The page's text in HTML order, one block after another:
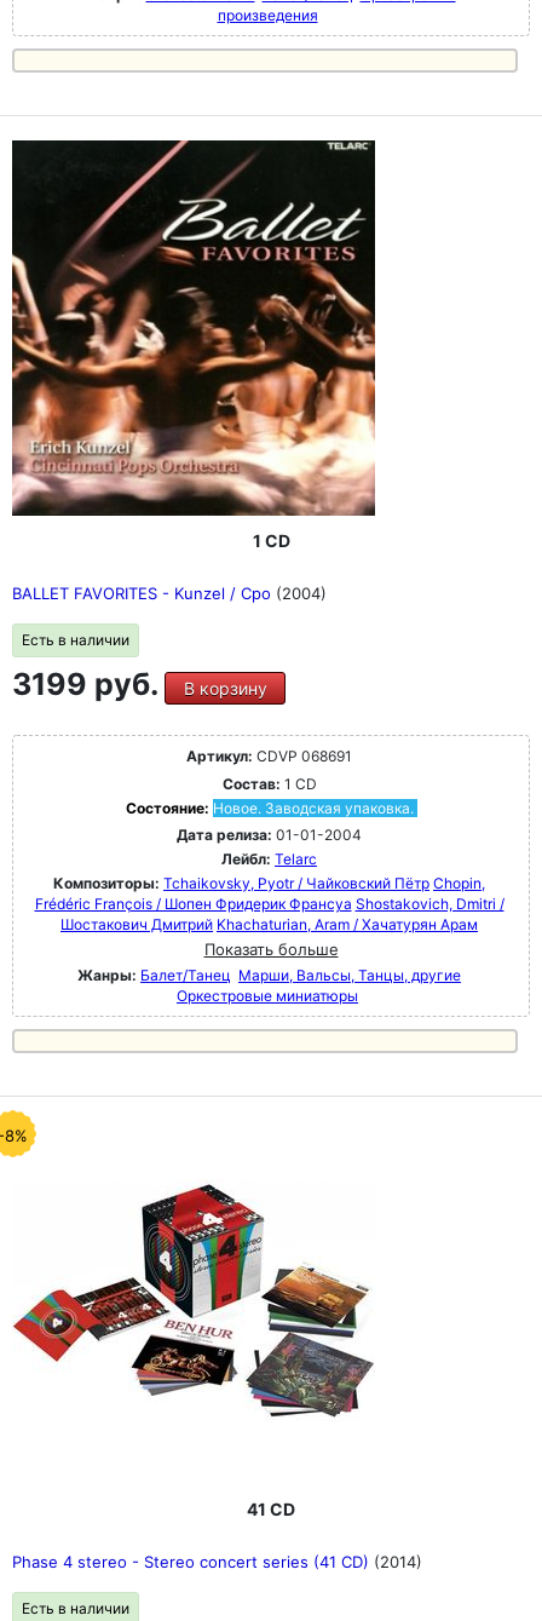
произведения
1 CD
BALLET FAVORITES - Kunzel / Cpo (2004)
Есть в наличии
3199 руб. В корзину
Артикул: CDVP 068691
Состав: 1 CD
Состояние: Новое. Заводская упаковка.
Дата релиза: 01-01-2004
Лейбл: Telarc
Композиторы: Tchaikovsky, Pyotr / Чайковский Пётр Chopin,
Frédéric François / Шопен Фридерик Франсуа Shostakovich, Dmitri /
Шостакович Дмитрий Khachaturian, Aram / Хачатурян Арам
Показать больше
Жанры: Балет/Танец Марши, Вальсы, Танцы, другие
Оркестровые миниатюры
8%
41 CD
Phase 4 stereo - Stereo concert series (41 CD) (2014)
Есть в наличии